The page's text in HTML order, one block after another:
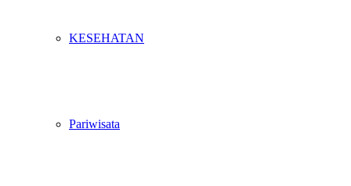
KESEHATAN
Pariwisata